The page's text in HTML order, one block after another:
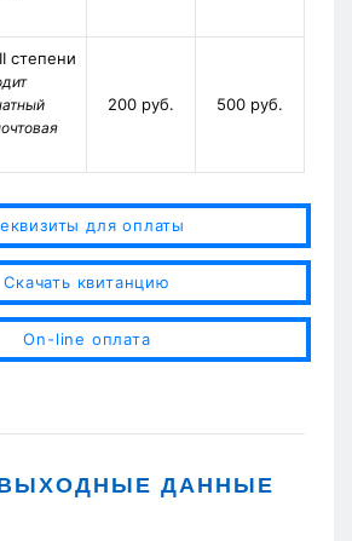
степени
200 руб. 500 руб.
для оплаты
Скачать квитанцию
On-line оплата
ДАННЫЕ